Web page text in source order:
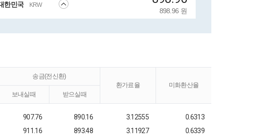
한민국 KRW
898.96 원
송금(전신환)
환가료율
미화환산율
보내실때 받으실때
907.76 890.16 3.12555
0.6313
911.16 893.48 3.11927
0.6339